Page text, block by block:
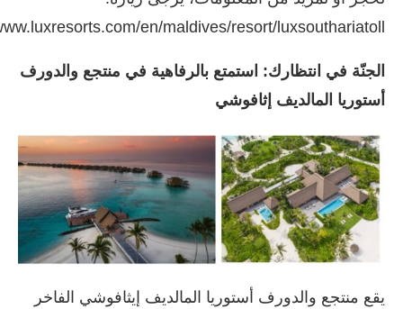
en/maldives/resort/luxsouthariatoll
الجنّة في انتظارك: استمتع بالرفاهية في منتجع والدورف
أستوريا المالديف إثافوشي
يقع منتجع والدورف أستوريا المالديف إيثافوشي الفاخر